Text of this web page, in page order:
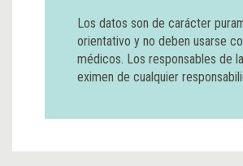
Los datos son de carácter
orientativo y no deben usarse
médicos. Los responsables de
eximen de cualquier